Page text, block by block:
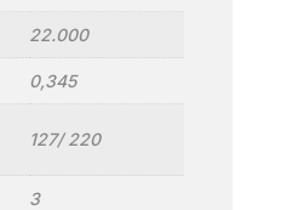
22.000
0,345
127/ 220
3